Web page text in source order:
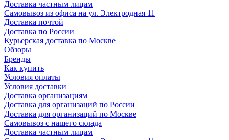
Доставка частным лицам
Самовывоз из офиса на ул. Электродная 11
Доставка почтой
Доставка по России
Курьерская доставка по Москве
Обзоры
Бренды
Как купить
Условия оплаты
Условия доставки
Доставка организациям
Доставка для организаций по России
Доставка для организаций по Москве
Самовывоз с нашего склада
Доставка частным лицам